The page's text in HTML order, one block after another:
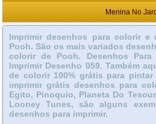
Menina No
Imprimir desenhos para colorir e
Pooh. São os mais variados
colorir de Pooh. Desenhos
Imprimir Desenho 059. Também
de colorir 100% grátis para
imprimir grátis desenhos para
Egito, Pinoquio, Planeta Do
Looney Tunes, são alguns
desenhos para imprimir.